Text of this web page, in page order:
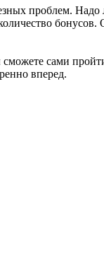
проблем.
сами
вперед.